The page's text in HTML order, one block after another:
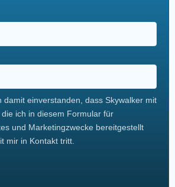
damit einverstanden, dass Skywalker mit
ich in diesem Formular für
und Marketingzwecke bereitgestellt
mir in Kontakt tritt.